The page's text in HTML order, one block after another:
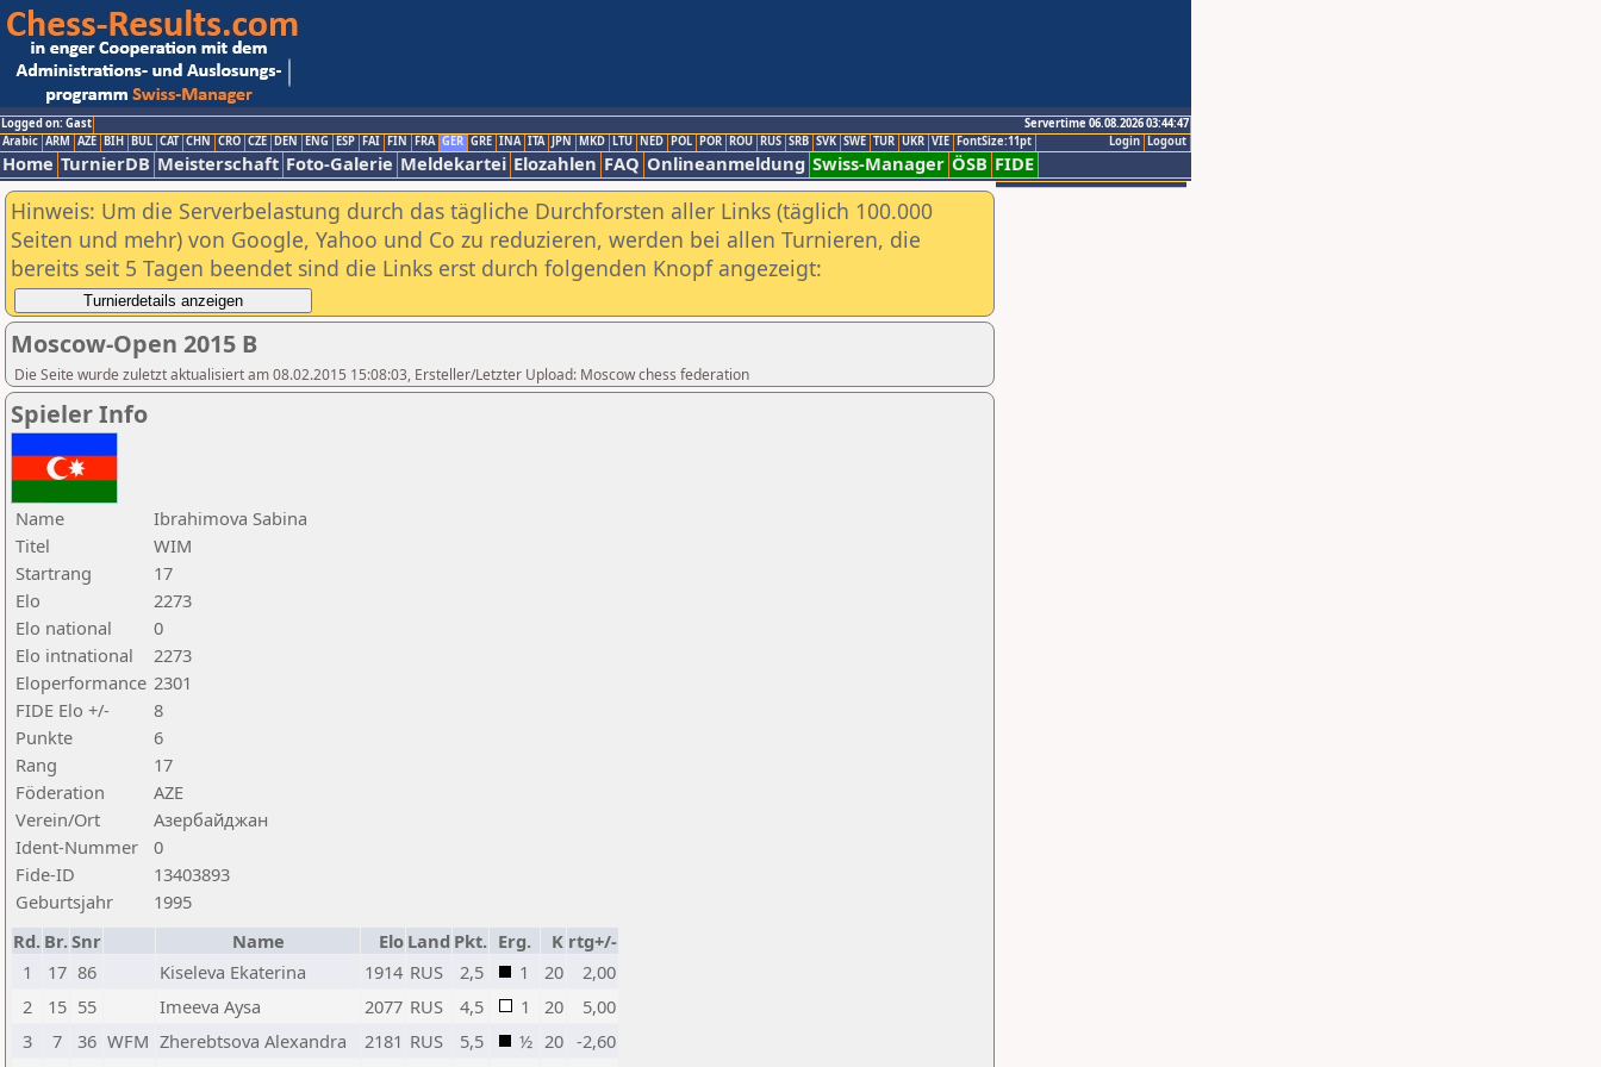
Logged on: Gast
Servertime 06.08.2026 03:44:47
Logout
Login
Arabic ARM AZE BIH BUL CAT CHN CRO CZE DEN ENG ESP FAI FIN FRA GER GRE INA ITA JPN MKD LTU NED POL POR ROU RUS SRB SVK SWE TUR UKR VIE FontSize:11pt
Home TurnierDB Meisterschaft Foto-Galerie Meldekartei Elozahlen FAQ Onlineanmeldung Swiss-Manager ÖSB FIDE
Hinweis: Um die Serverbelastung durch das tägliche Durchforsten aller Links (täglich 100.000
Seiten und mehr) von Google, Yahoo und Co zu reduzieren, werden bei allen Turnieren, die
bereits seit 5 Tagen beendet sind die Links erst durch folgenden Knopf angezeigt:
Moscow-Open 2015 B
Die Seite wurde zuletzt aktualisiert am 08.02.2015 15:08:03, Ersteller/Letzter Upload: Moscow chess federation
Spieler Info
Name
Ibrahimova Sabina
Titel
WIM
Startrang
17
Elo
2273
Elo national
0
Elo intnational
2273
Eloperformance 2301
FIDE Elo +/-
8
Punkte
6
Rang
17
Föderation
AZE
Verein/Ort
Азербайджан
Ident-Nummer
0
Fide-ID
13403893
Geburtsjahr
1995
Rd. Br.Snr Name Elo Land Pkt. Erg. K rtg+/-
1
17 86 Kiseleva Ekaterina 1914 RUS 2,5 1 20
2,00
2
15 55 Imeeva Aysa 2077 RUS 4,5 1 20
5,00
3
7 36 WFM Zherebtsova Alexandra 2181 RUS 5,5 ½ 20 -2,60